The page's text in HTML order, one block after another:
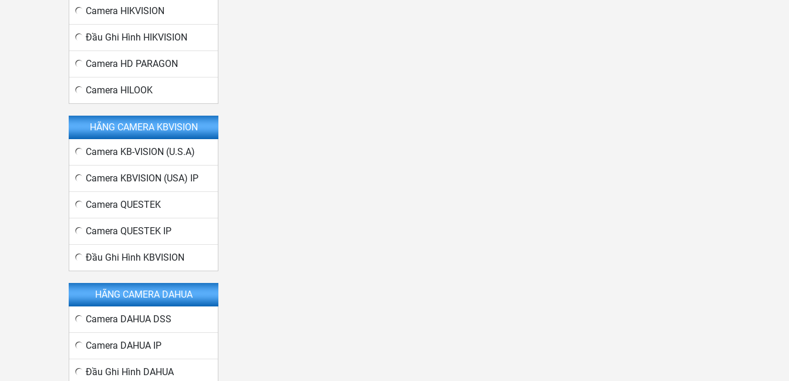
Camera HIKVISION
Đầu Ghi Hình HIKVISION
Camera HD PARAGON
Camera HILOOK
HÃNG CAMERA KBVISION
Camera KB-VISION (U.S.A)
Camera KBVISION (USA) IP
Camera QUESTEK
Camera QUESTEK IP
Đầu Ghi Hình KBVISION
HÃNG CAMERA DAHUA
Camera DAHUA DSS
Camera DAHUA IP
Đầu Ghi Hình DAHUA